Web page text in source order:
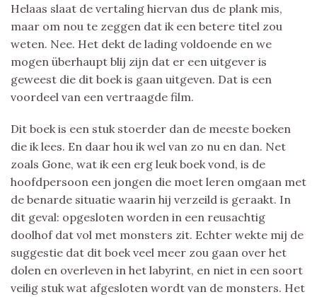
Helaas slaat de vertaling hiervan dus de plank mis,
maar om nou te zeggen dat ik een betere titel zou
weten. Nee. Het dekt de lading voldoende en we
mogen überhaupt blij zijn dat er een uitgever is
geweest die dit boek is gaan uitgeven. Dat is een
voordeel van een vertraagde film.
Dit boek is een stuk stoerder dan de meeste boeken
die ik lees. En daar hou ik wel van zo nu en dan. Net
zoals Gone, wat ik een erg leuk boek vond, is de
hoofdpersoon een jongen die moet leren omgaan met
de benarde situatie waarin hij verzeild is geraakt. In
dit geval: opgesloten worden in een reusachtig
doolhof dat vol met monsters zit. Echter wekte mij de
suggestie dat dit boek veel meer zou gaan over het
dolen en overleven in het labyrint, en niet in een soort
veilig stuk wat afgesloten wordt van de monsters. Het